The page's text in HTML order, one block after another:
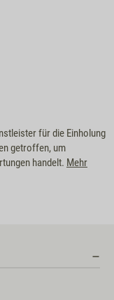
für die Einholung
getroffen, um
handelt. Mehr